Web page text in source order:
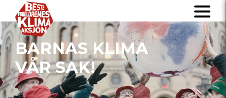
BARNAS KLIMA
VÅR SAK!